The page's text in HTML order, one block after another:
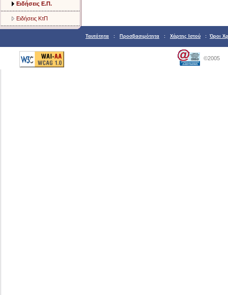
Ειδήσεις Ε.Π.
Ειδήσεις ΚτΠ
Ταυτότητα : Προσβασιμότητα : Χάρτης Ιστού : Όροι
©2005